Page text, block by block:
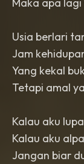
Usia berlari
Jam
Yang kekal
Tetapi amal
Kalau aku
Kalau aku
Jangan biar